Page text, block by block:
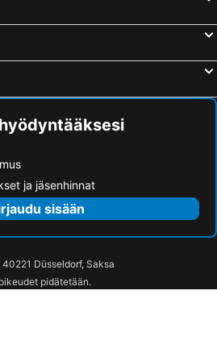
ja jäsenhinnat
sisään
40221 Düsseldorf, Saksa
pidätetään.